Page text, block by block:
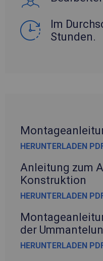
Im
Stunden.
HERUNTERLADEN
Anleitung zum
Konstruktion
HERUNTERLADEN
der
HERUNTERLADEN